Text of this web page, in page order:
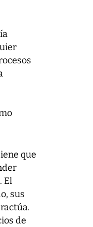
que
El
sus
de